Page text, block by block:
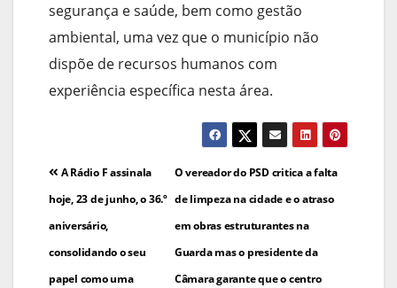
segurança e saúde, bem como gestão
ambiental, uma vez que o município não
dispõe de recursos humanos com
experiência específica nesta área.
Navegação
de
artigos
O vereador do PSD critica a falta
de limpeza na cidade e o atraso
em obras estruturantes na
Guarda mas o presidente da
Câmara garante que o centro
A Rádio F assinala
hoje, 23 de junho, o 36.º
aniversário,
consolidando o seu
papel como uma